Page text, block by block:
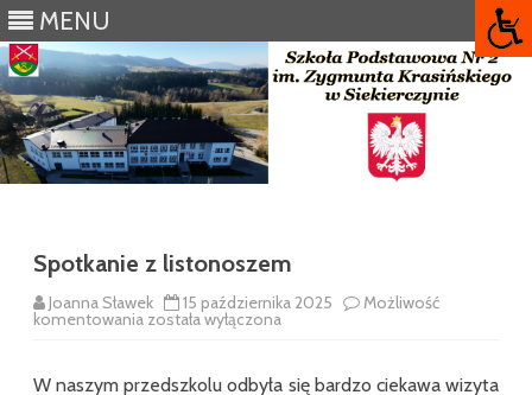
MENU
Spotkanie z listonoszem
Joanna Sławek 15 października 2025 Możliwość
komentowania Spotkanie
została wyłączona
W naszym przedszkolu odbyła się bardzo ciekawa wizyta